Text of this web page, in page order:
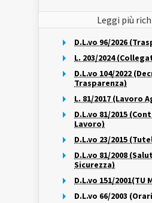
Leggi più
D.L.vo 96/2026
L. 203/2024
D.L.vo 104/2022
Trasparenza)
L. 81/2017 (Lavoro
D.L.vo 81/2015
Lavoro)
D.L.vo 23/2015
D.L.vo 81/2008
Sicurezza)
D.L.vo 151/
D.L.vo 66/2003